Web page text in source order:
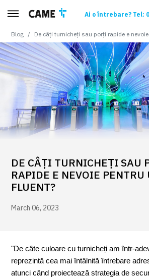
Ai o întrebare? Tel:
Blog De câți turnicheți sau porți rapide e
DE CÂȚI TURNICHEȚI SAU
RAPIDE E NEVOIE PENTRU
FLUENT?
March 06, 2023
"De câte culoare cu turnicheți am într-
reprezintă cea mai întâlnită întrebare
atunci când proiectează strategia de